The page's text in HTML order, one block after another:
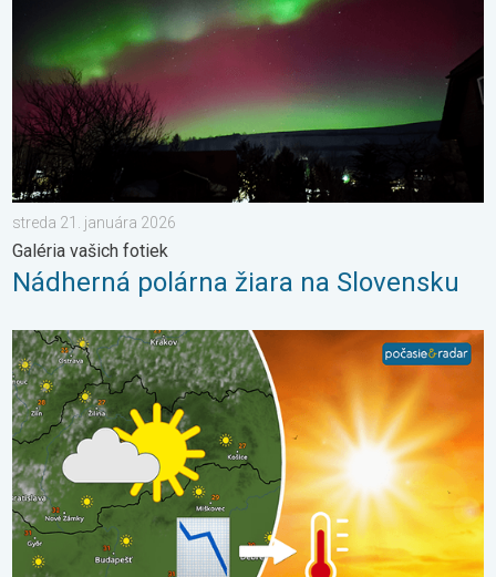
streda 21. januára 2026
Galéria vašich fotiek
Nádherná polárna žiara na Slovensku
Extrém ustúpi, horúčavy zostanú. Výhľad počasia. . . streda 5.